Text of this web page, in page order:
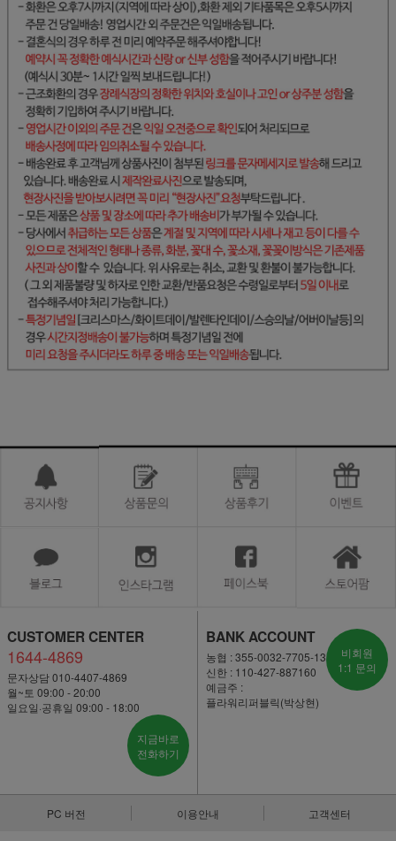
CUSTOMER CENTER
1644-4869
문자상담 010-4407-4869
월~토 09:00 - 20:00
일요일·공휴일 09:00 - 18:00
지금바로
전화하기
BANK ACCOUNT
농협 : 355-0032-7705-13
신한 : 110-427-887160
예금주 :
플라워리퍼블릭(박상현)
비회원
1:1 문의
PC 버전 이용안내 고객센터